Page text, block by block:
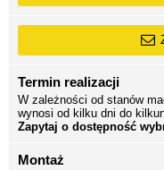
Termin realizacji
W zależności od stanów
wynosi od kilku dni do
Zapytaj o dostępność
Montaż